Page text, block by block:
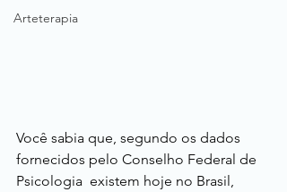
Arteterapia
Você sabia que, segundo os dados
fornecidos pelo Conselho Federal de
Psicologia  existem hoje no Brasil,